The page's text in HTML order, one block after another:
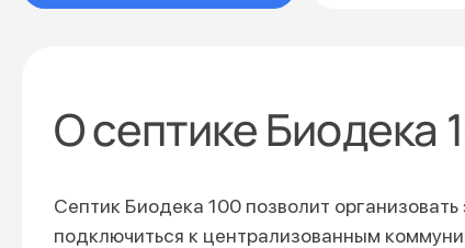
О септике Биодека
Септик Биодека 100 позволит
подключиться к централизованным